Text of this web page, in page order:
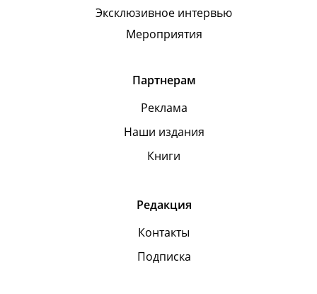
Эксклюзивное интервью
Мероприятия
Партнерам
Реклама
Наши издания
Книги
Редакция
Контакты
Подписка